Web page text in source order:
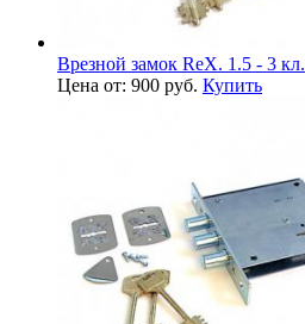
Врезной замок ReX. 1.5 - 3 кл.
Цена от: 900 руб. Купить